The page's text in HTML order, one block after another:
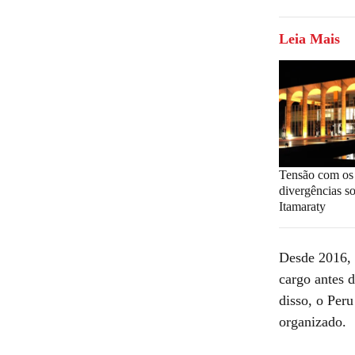
Leia Mais
Tensão com
divergências
Itamaraty
Desde
cargo antes
disso, o
organizado.